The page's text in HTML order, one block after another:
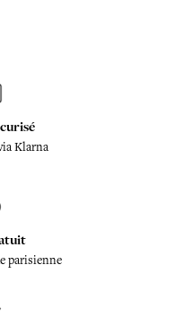
Klarna
parisienne